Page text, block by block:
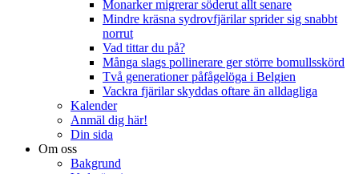
Monarker migrerar söderut allt senare
Mindre kräsna sydrovfjärilar sprider sig snabbt
norrut
Vad tittar du på?
Många slags pollinerare ger större bomullsskörd
Två generationer påfågelöga i Belgien
Vackra fjärilar skyddas oftare än alldagliga
Kalender
Anmäl dig här!
Din sida
Om oss
Bakgrund